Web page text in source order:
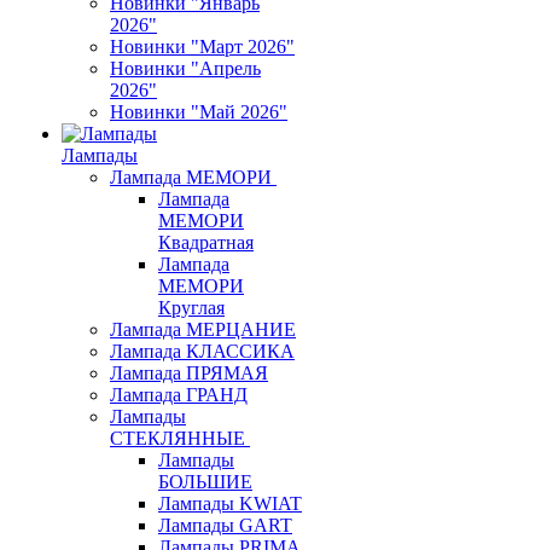
2026"
Новинки "Март 2026"
Новинки "Апрель
2026"
Новинки "Май 2026"
Лампады
Лампада МЕМОРИ
Лампада
МЕМОРИ
Квадратная
Лампада
МЕМОРИ
Круглая
Лампада МЕРЦАНИЕ
Лампада КЛАССИКА
Лампада ПРЯМАЯ
Лампада ГРАНД
Лампады
СТЕКЛЯННЫЕ
Лампады
БОЛЬШИЕ
Лампады KWIAT
Лампады GART